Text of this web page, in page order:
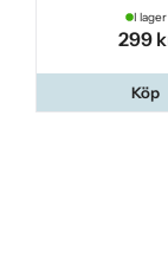
I lager
299
Köp